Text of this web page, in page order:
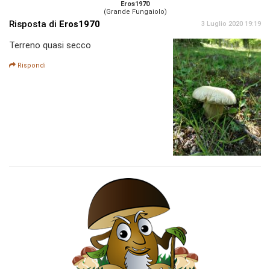
Eros1970
(Grande Fungaiolo)
Risposta di Eros1970 3 Luglio 2020 19:19
Terreno quasi secco
Rispondi